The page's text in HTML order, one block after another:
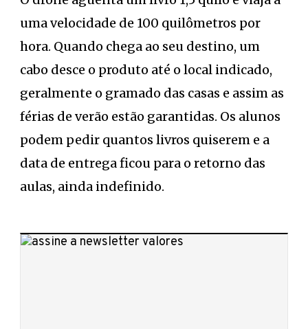
uma velocidade de 100 quilômetros por
hora. Quando chega ao seu destino, um
cabo desce o produto até o local indicado,
geralmente o gramado das casas e assim as
férias de verão estão garantidas. Os alunos
podem pedir quantos livros quiserem e a
data de entrega ficou para o retorno das
aulas, ainda indefinido.